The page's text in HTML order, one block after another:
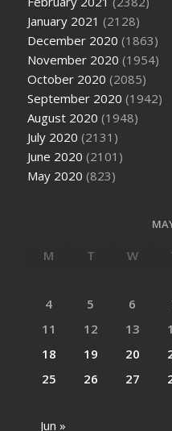
January 2021 (2128)
December 2020 (1863)
November 2020 (1954)
October 2020 (2085)
September 2020 (1942)
August 2020 (1948)
July 2020 (2131)
June 2020 (2101)
May 2020 (823)
M T W
4
5 6
11
12 13
18
19 20
25
26 27
Jun »